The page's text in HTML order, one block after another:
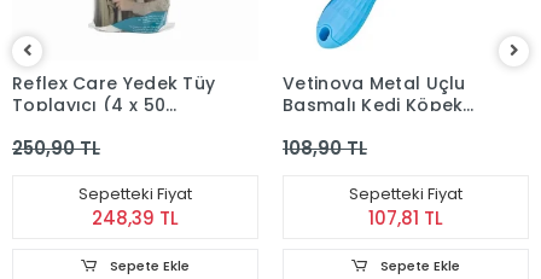
Reflex Care Yedek Tüy
Toplayıcı (4 x 50
250,90 TL
Sepetteki Fiyat
248,39 TL
Sepete Ekle
Vetinova Metal Uçlu
Basmalı Kedi Köpek
108,90 TL
Sepetteki Fiyat
107,81 TL
Sepete Ekle